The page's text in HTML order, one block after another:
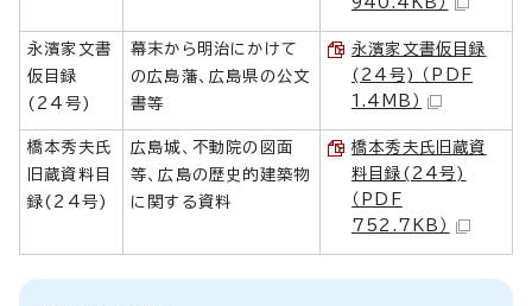
永濱家文書
仮目録
(24号)
幕末から明治にかけて
の広島藩、広島県の公文
書等
永濱家文書仮目録
(24号) （PDF
1.4MB）
橋本秀夫氏
旧蔵資料目
録(24号)
広島城、不動院の図面
等、広島の歴史的建築物
に関する資料
橋本秀夫氏旧蔵資
料目録(24号)
（PDF
752.7KB）